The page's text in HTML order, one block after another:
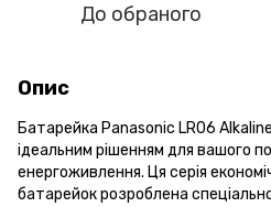
До обраного
Опис
Батарейка Panasonic LR06
ідеальним рішенням для вашого
енергоживлення. Ця серія
батарейок розроблена